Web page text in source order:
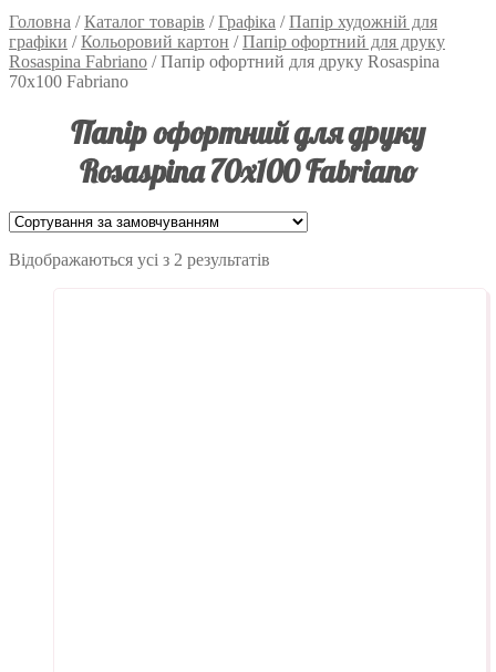
Головна /Каталог товарів /Графіка /Папір художній для
графіки /Кольоровий картон /Папір офортний для друку
Rosaspina Fabriano /Папір офортний для друку Rosaspina
70х100 Fabriano
Папір офортний для друку
Rosaspina 70х100 Fabriano
Відображаються усі з 2 результатів